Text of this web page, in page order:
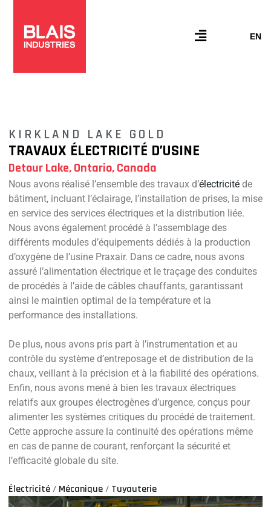
contenu
Flyout
EN
KIRKLAND LAKE GOLD
TRAVAUX ÉLECTRICITÉ D’USINE
Detour Lake, Ontario, Canada
Nous avons réalisé l’ensemble des travaux d’électricitéde
bâtiment, incluant l’éclairage, l’installation de prises, la mise
en service des services électriques et la distribution liée.
Nous avons également procédé à l’assemblage des
différents modules d’équipements dédiés à la production
d’oxygène de l’usine Praxair. Dans ce cadre, nous avons
assuré l’alimentation électrique et le traçage des conduites
de procédés à l’aide de câbles chauffants, garantissant
ainsi le maintien optimal de la température et la
performance des installations.
De plus, nous avons pris part à l’instrumentation et au
contrôle du système d’entreposage et de distribution de la
chaux, veillant à la précision et à la fiabilité des opérations.
Enfin, nous avons mené à bien les travaux électriques
relatifs aux groupes électrogènes d’urgence, conçus pour
alimenter les systèmes critiques du procédé de traitement.
Cette approche assure la continuité des opérations même
en cas de panne de courant, renforçant la sécurité et
l’efficacité globale du site.
Électricité/ Mécanique/ Tuyauterie